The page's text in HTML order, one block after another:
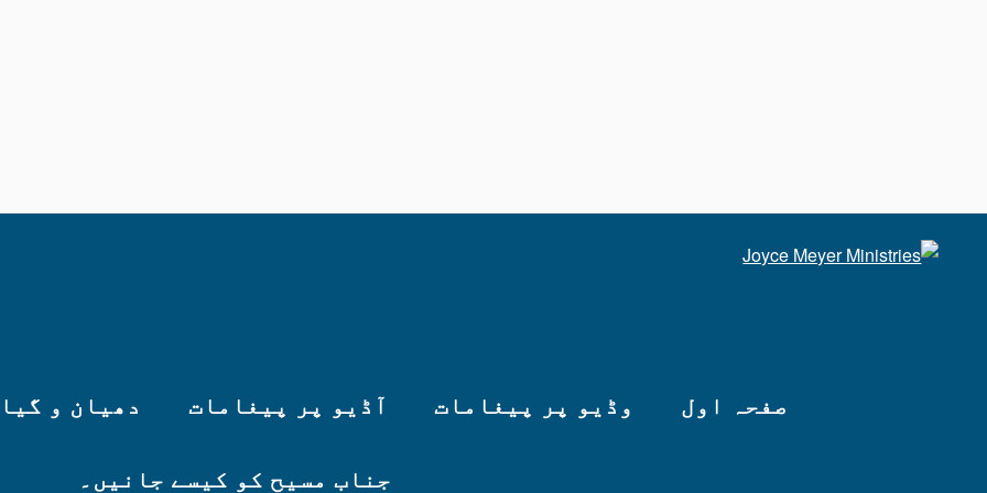
صفحہ اول وڈیو پر پیغامات آڈیو پر پیغامات دھیان و
جناب مسیح کو کیسے جانیں۔